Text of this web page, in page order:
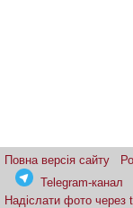
Повна версія сайту
Telegram-канал
Надіслати фото через